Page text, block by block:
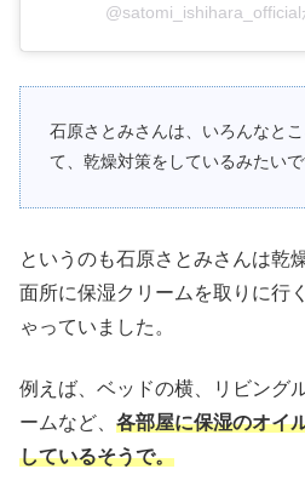
石原さとみさんは、いろんなと
て、乾燥対策をしているみたいで
というのも石原さとみさんは乾
面所に保湿クリームを取りに行
ゃっていました。
例えば、ベッドの横、リビング
ームなど、 各部屋に保湿のオイ
しているそうで。